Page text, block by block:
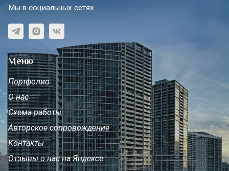
Мы в социальных сетях
Меню
Портфолио
О нас
Схема работы
Авторское сопровождение
Контакты
Отзывы о нас на Яндексе